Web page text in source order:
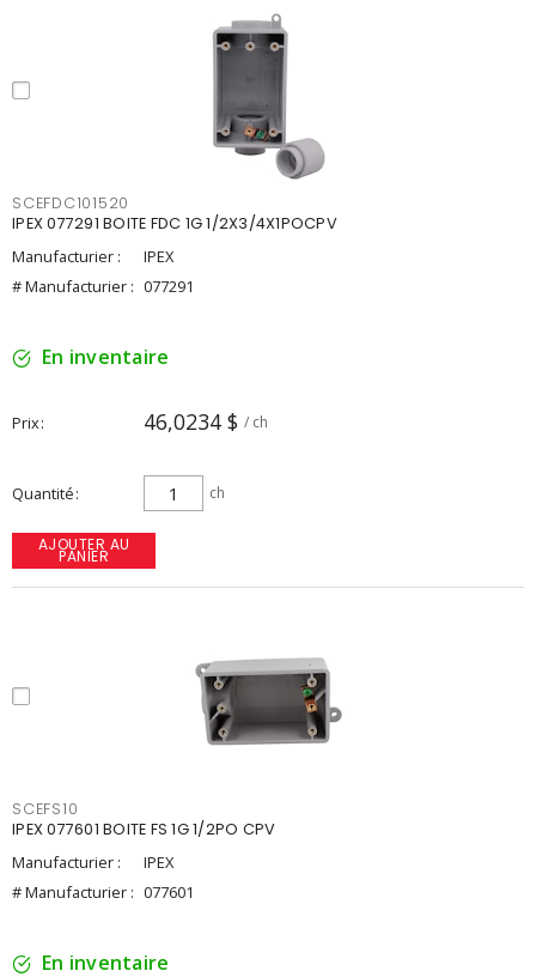
SCEFDC101520
IPEX 077291 BOITE FDC 1G 1/2X3/4X1POCPV
Manufacturier :
IPEX
# Manufacturier : 077291
En inventaire
Prix 46,0234 $ / ch
Quantité ch
AJOUTER AU
PANIER
SCEFS10
IPEX 077601 BOITE FS 1G 1/2PO CPV
Manufacturier :
IPEX
# Manufacturier : 077601
En inventaire